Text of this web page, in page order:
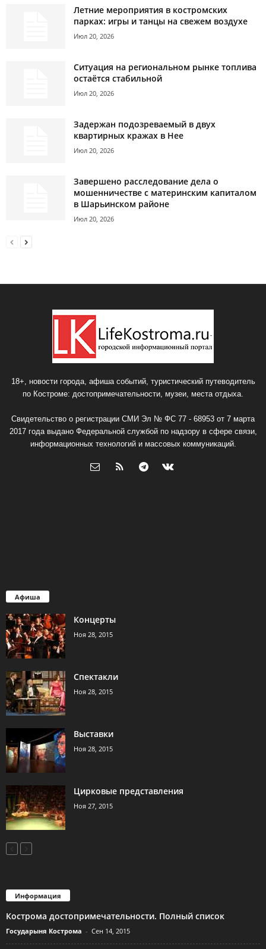
Летние мероприятия в костромских
парках: игры и танцы на свежем воздухе
Июл 20, 2026
Ситуация на региональном рынке топлива
остаётся стабильной
Июл 20, 2026
Задержан подозреваемый в двух
квартирных кражах в Нее
Июл 20, 2026
Завершено расследование дела о
мошенничестве с материнским капиталом
в Шарьинском районе
Июл 20, 2026
18+, новости города, афиша событий, туристический путеводитель
по Костроме: достопримечательности, музеи, места отдыха.
Свидетельство о регистрации СМИ Эл № ФС 77 - 68953 от 7 марта
2017 года выдано Федеральной службой по надзору в сфере связи,
информационных технологий и массовых коммуникаций.
Афиша
Концерты
Ноя 28, 2015
Спектакли
Ноя 28, 2015
Выставки
Ноя 28, 2015
Цирковые представления
Ноя 27, 2015
Информация
Кострома достопримечательности. Полный список
Государыня Кострома - Сен 14, 2015